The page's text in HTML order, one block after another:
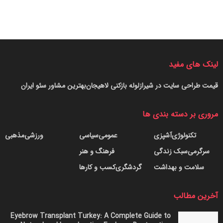
و قابل‌مشاهده با چشم غیرمسلح می‌کند.
به یکی از درخشان‌ترین اجرام آسمان شب تبدیل‌ و با واکنش شدید
جامعه نجوم روبه‌رو شده است.
لینک های مفید
بهترین مشاور سئو ایرانلوله بازکنی لاهیجانقیمت طراحی سایت در شیراز
مروری بر دسته بندی ها
آشپزیتکنولوژی
سبک زندگیسرگرمی
سلامت و بهداشت
سیاسیعمومی
فرهنگ و هنر
کسب و کارهاگردشگری
مذهبیورزشی
آخرین مطالب
Eyebrow Transplant Turkey: A Complete Guide to